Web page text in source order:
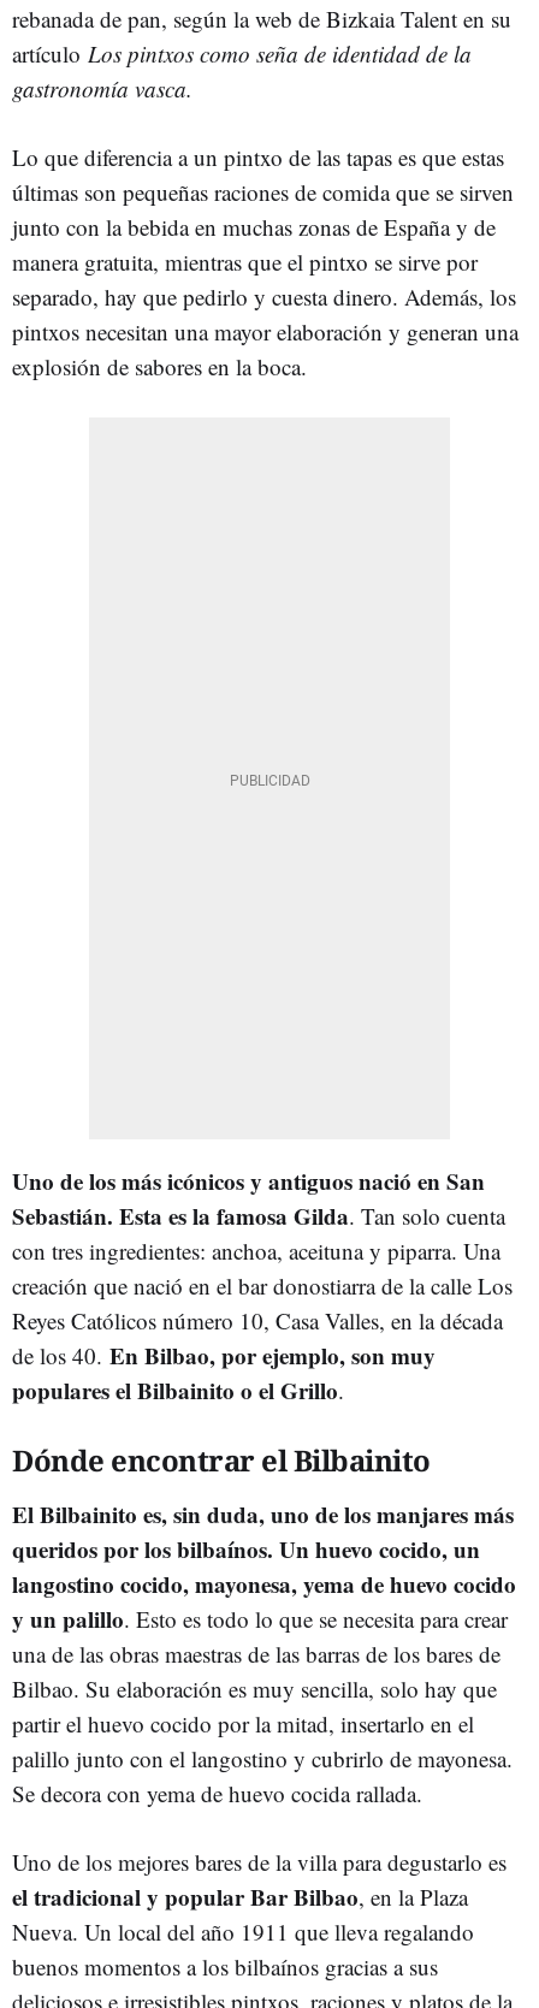
rebanada de pan, según la web de Bizkaia Talent en su
artículo Los pintxos como seña de identidad de la
gastronomía vasca.
Lo que diferencia a un pintxo de las tapas es que estas
últimas son pequeñas raciones de comida que se sirven
junto con la bebida en muchas zonas de España y de
manera gratuita, mientras que el pintxo se sirve por
separado, hay que pedirlo y cuesta dinero. Además, los
pintxos necesitan una mayor elaboración y generan una
explosión de sabores en la boca.
Uno de los más icónicos y antiguos nació en San
Sebastián. Esta es la famosa Gilda. Tan solo cuenta
con tres ingredientes: anchoa, aceituna y piparra. Una
creación que nació en el bar donostiarra de la calle Los
Reyes Católicos número 10, Casa Valles, en la década
de los 40. En Bilbao, por ejemplo, son muy
populares el Bilbainito o el Grillo.
Dónde encontrar el Bilbainito
El Bilbainito es, sin duda, uno de los manjares más
queridos por los bilbaínos. Un huevo cocido, un
langostino cocido, mayonesa, yema de huevo cocido
y un palillo. Esto es todo lo que se necesita para crear
una de las obras maestras de las barras de los bares de
Bilbao. Su elaboración es muy sencilla, solo hay que
partir el huevo cocido por la mitad, insertarlo en el
palillo junto con el langostino y cubrirlo de mayonesa.
Se decora con yema de huevo cocida rallada.
Uno de los mejores bares de la villa para degustarlo es
el tradicional y popular Bar Bilbao, en la Plaza
Nueva. Un local del año 1911 que lleva regalando
buenos momentos a los bilbaínos gracias a sus
deliciosos e irresistibles pintxos, raciones y platos de la